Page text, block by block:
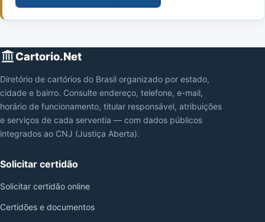
Cartorio.Net
Diretório de cartórios do Brasil organizado por estado,
cidade e bairro. Consulte endereço, telefone, e-mail,
horário de funcionamento, titular responsável, atribuições
e serviços de cada serventia — com dados públicos
integrados ao CNJ (Justiça Aberta).
Solicitar certidão
Solicitar certidão online
Certidões e documentos